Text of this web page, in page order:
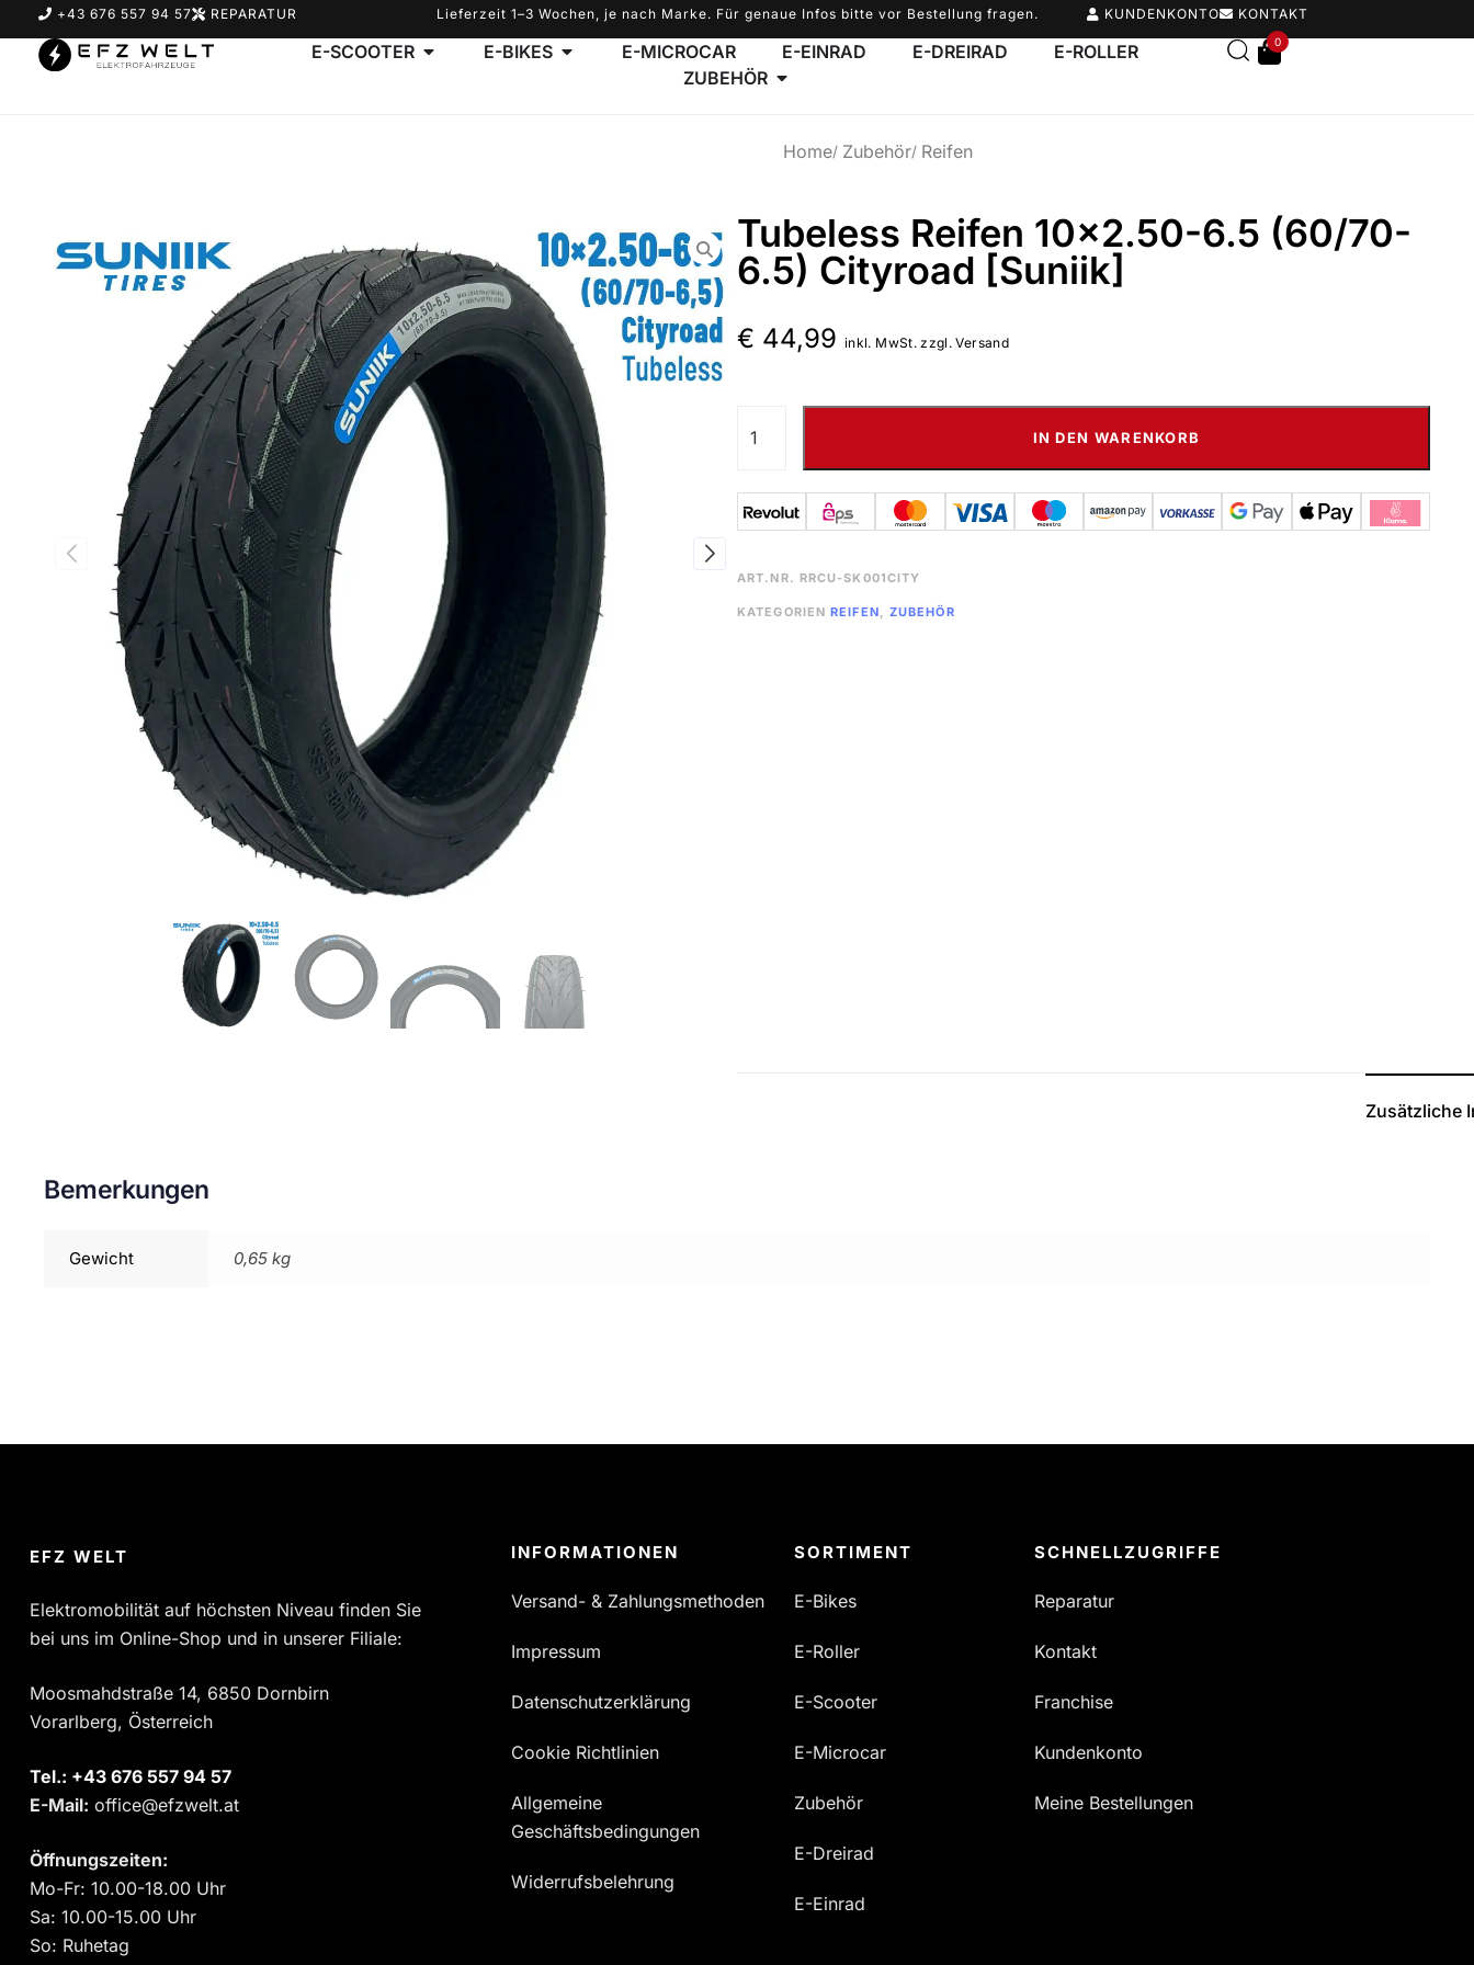
+43 676 557 94 57 REPARATUR Lieferzeit 1–3 Wochen, je nach Marke. Für genaue Infos bitte vor Bestellung fragen. KUNDENKONTO KONTAKT
E-SCOOTER E-BIKES E-MICROCAR E-EINRAD E-DREIRAD
E-ROLLER
ZUBEHÖR
0
Home Zubehör Reifen
Tubeless Reifen 10×2.50-6.5 (60/70-
6.5) Cityroad [Suniik]
€ 44,99 inkl. MwSt. zzgl. Versand
IN DEN WARENKORB
ART.NR. RRCU-SK001CITY
KATEGORIEN REIFEN, ZUBEHÖR
Zusätzliche
Bemerkungen
Gewicht 0,65 kg
EFZ WELT
Elektromobilität auf höchsten Niveau finden Sie
bei uns im Online-Shop und in unserer Filiale:
Moosmahdstraße 14, 6850 Dornbirn
Vorarlberg, Österreich
Tel.: ‎+43 676 557 94 57
E-Mail: office@efzwelt.at
Öffnungszeiten:
Mo-Fr: 10.00-18.00 Uhr
Sa: 10.00-15.00 Uhr
So: Ruhetag
INFORMATIONEN
Versand- & Zahlungsmethoden
Impressum
Datenschutzerklärung
Cookie Richtlinien
Allgemeine
Geschäftsbedingungen
Widerrufsbelehrung
SORTIMENT
E-Bikes
E-Roller
E-Scooter
E-Microcar
Zubehör
E-Dreirad
E-Einrad
SCHNELLZUGRIFFE
Reparatur
Kontakt
Franchise
Kundenkonto
Meine Bestellungen